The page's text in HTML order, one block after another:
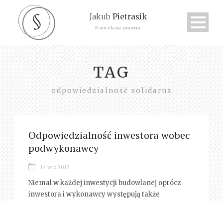
Jakub Pietrasik
Kancelaria prawna
TAG
odpowiedzialność solidarna
Odpowiedzialność inwestora wobec
podwykonawcy
14 wrz 2015
Niemal w każdej inwestycji budowlanej oprócz
inwestora i wykonawcy występują także